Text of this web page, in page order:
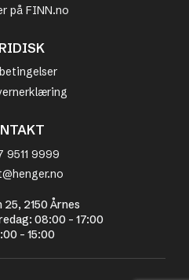
på FINN.no
9511 9999
2150 Årnes
08:00 - 17:00
- 15:00